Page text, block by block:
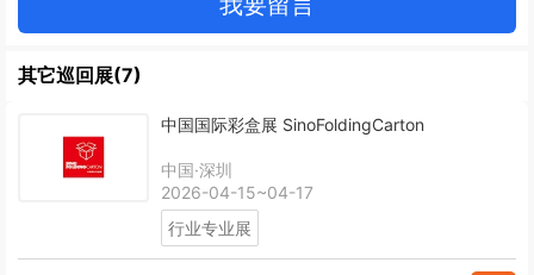
其它巡回展(7)
中国国际彩盒展 SinoFoldingCarton
中国·深圳
2026-04-15~04-17
行业专业展